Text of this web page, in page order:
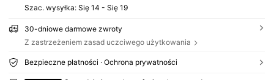
Szac. wysyłka: Się 14 - Się 19
30-dniowe darmowe zwroty
Z zastrzeżeniem zasad uczciwego użytkowania
Bezpieczne płatności · Ochrona prywatności